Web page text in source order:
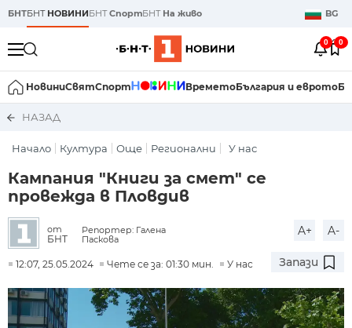
БНТБНТ НОВИНИБНТСпортБНТ На живо BG
0 0
НовиниСвятСпорт ВреметоБългария и еврото
НАЗАД
Начало Култура Още Регионални У нас
Кампания "Книги за смет" се
провежда в Пловдив
от
БНТ
Репортер: Галена
Паскова
A+ A-
12:07, 25.05.2024 Чете се за: 01:30 мин. У нас Запази